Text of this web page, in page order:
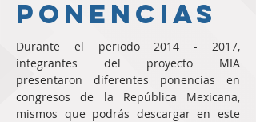
PONENCIAS
Durante el periodo2014 - 2017,
integrantes del proyecto MIA
presentaron diferentes ponencias en
congresos de la República Mexicana,
mismos que podrás descargar en este